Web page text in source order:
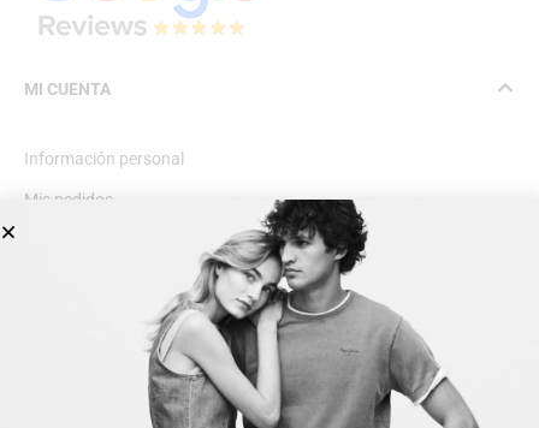
MI CUENTA
Información personal
Mis pedidos
INFORMACIÓN GENERAL